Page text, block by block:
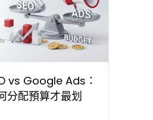
vs Google Ads：
分配預算才最划